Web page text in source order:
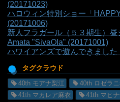
(20171023)
ハロウィン特別ショー「
(20171006)
新人フラガール（５３期生）昼
Amata "SivaOla" (20171001)
ハワイアンズで遊んできまし
タグクラウド
40th モアナ梨江 40th ロゼラ
41th マカレア麻衣
41th マヒ